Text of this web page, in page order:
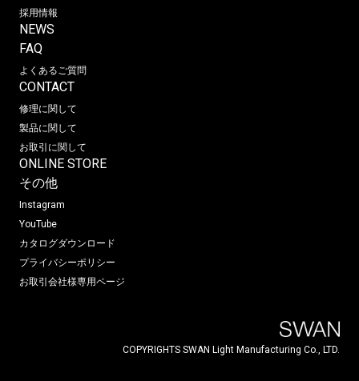
採用情報
NEWS
FAQ
よくあるご質問
CONTACT
修理に関して
製品に関して
お取引に関して
ONLINE STORE
その他
Instagram
YouTube
カタログダウンロード
プライバシーポリシー
お取引会社様専用ページ
COPYRIGHTS SWAN Light Manufacturing Co., LTD.